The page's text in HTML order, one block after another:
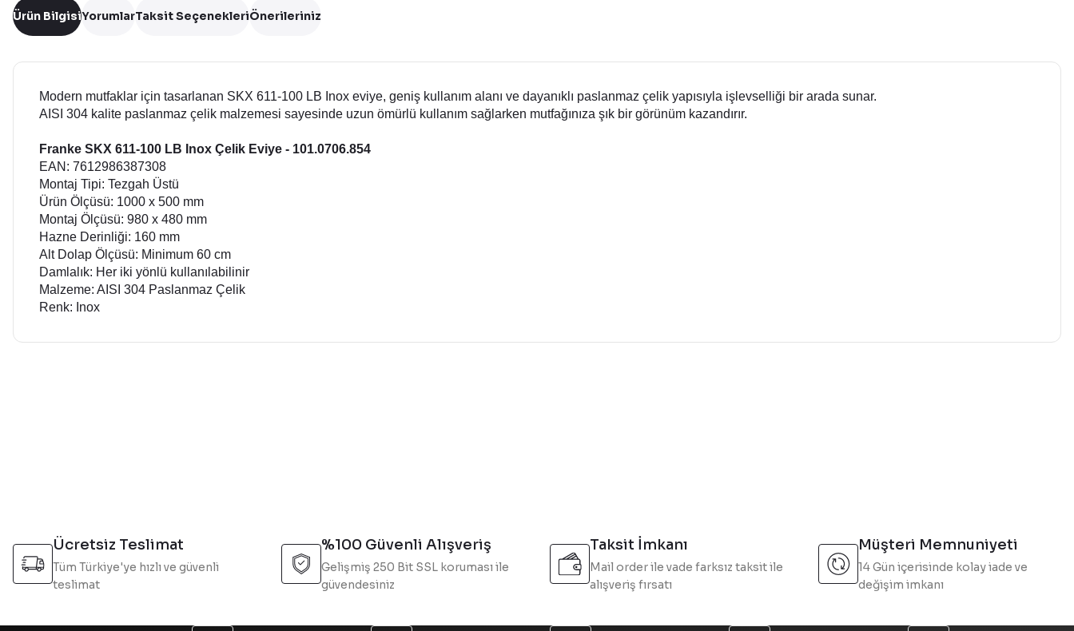
Ürün BilgisiYorumlarTaksit SeçenekleriÖnerileriniz
Modern mutfaklar için tasarlanan SKX 611-100 LB Inox eviye, geniş kullanım alanı ve dayanıklı paslanmaz çelik yapısıyla işlevselliği bir arada sunar.
AISI 304 kalite paslanmaz çelik malzemesi sayesinde uzun ömürlü kullanım sağlarken mutfağınıza şık bir görünüm kazandırır.
Franke SKX 611-100 LB Inox Çelik Eviye - 101.0706.854
EAN: 7612986387308
Montaj Tipi: Tezgah Üstü
Ürün Ölçüsü: 1000 x 500 mm
Montaj Ölçüsü: 980 x 480 mm
Hazne Derinliği: 160 mm
Alt Dolap Ölçüsü: Minimum 60 cm
Damlalık: Her iki yönlü kullanılabilinir
Malzeme: AISI 304 Paslanmaz Çelik
Renk: Inox
Bu ürüne benzer farklı alternatifler olmalı.
Ücretsiz Teslimat
Tüm Türkiye'ye hızlı ve güvenli
teslimat
%100 Güvenli Alışveriş
Gelişmiş 250 Bit SSL koruması ile
güvendesiniz
Taksit İmkanı
Mail order ile vade farksız taksit ile
alışveriş fırsatı
Müşteri Memnuniyeti
14 Gün içerisinde kolay iade ve
değişim imkanı